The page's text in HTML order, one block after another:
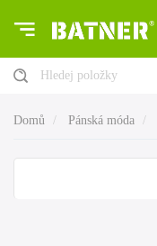
Hledej položky
Domů Pánská móda